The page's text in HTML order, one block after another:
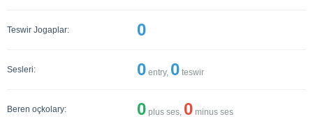
Teswir Jogaplar: 0
Sesleri: 0 entry, 0 teswir
Beren oçkolary: 0 plus ses, 0 minus ses